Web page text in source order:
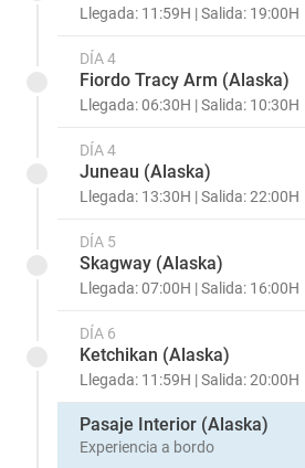
Llegada: 11:59H | Salida: 19:00H
DÍA 4
Fiordo Tracy Arm (Alaska)
Llegada: 06:30H | Salida: 10:30H
DÍA 4
Juneau (Alaska)
Llegada: 13:30H | Salida: 22:00H
DÍA 5
Skagway (Alaska)
Llegada: 07:00H | Salida: 16:00H
DÍA 6
Ketchikan (Alaska)
Llegada: 11:59H | Salida: 20:00H
Pasaje Interior (Alaska)
Experiencia a bordo